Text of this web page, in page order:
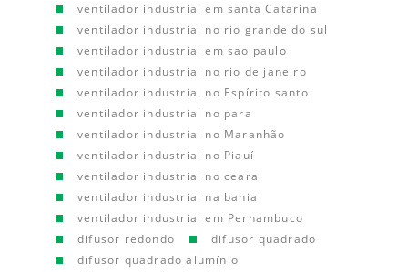
ventilador industrial em santa Catarina
ventilador industrial no rio grande do sul
ventilador industrial em sao paulo
ventilador industrial no rio de janeiro
ventilador industrial no Espírito santo
ventilador industrial no para
ventilador industrial no Maranhão
ventilador industrial no Piauí
ventilador industrial no ceara
ventilador industrial na bahia
ventilador industrial em Pernambuco
difusor redondo
difusor quadrado
difusor quadrado alumínio